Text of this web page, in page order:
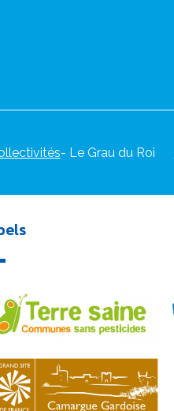
- Le Grau du Roi